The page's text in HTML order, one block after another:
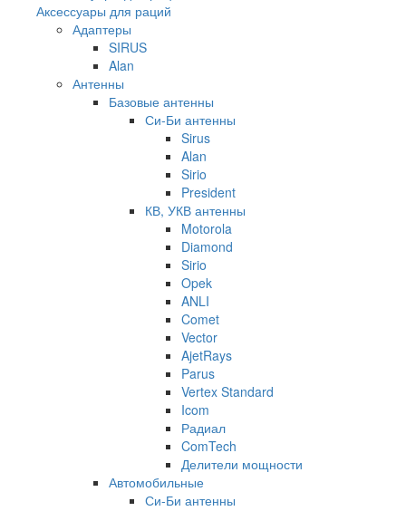
Аксессуары для раций
Адаптеры
SIRUS
Alan
Антенны
Базовые антенны
Си-Би антенны
Sirus
Alan
Sirio
President
КВ, УКВ антенны
Motorola
Diamond
Sirio
Opek
ANLI
Comet
Vector
AjetRays
Parus
Vertex Standard
Icom
Радиал
ComTech
Делители мощности
Автомобильные
Си-Би антенны